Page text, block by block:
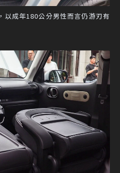
成年180公分男性而言仍游刃有